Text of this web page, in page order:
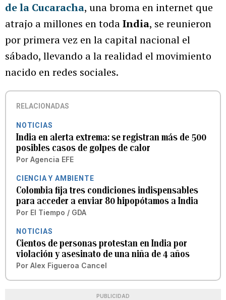
de la Cucaracha, una broma en internet que
atrajo a millones en todaIndia, se reunieron
por primera vez en la capital nacional el
sábado, llevando a la realidad el movimiento
nacido en redes sociales.
RELACIONADAS
NOTICIAS
India en alerta extrema: se registran más de 500
posibles casos de golpes de calor
Por Agencia EFE
CIENCIA Y AMBIENTE
Colombia fija tres condiciones indispensables
para acceder a enviar 80 hipopótamos a India
Por El Tiempo / GDA
NOTICIAS
Cientos de personas protestan en India por
violación y asesinato de una niña de 4 años
Por Alex Figueroa Cancel
PUBLICIDAD